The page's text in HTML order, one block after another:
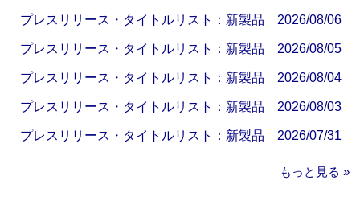
プレスリリース・タイトルリスト：新製品 2026/08/06
プレスリリース・タイトルリスト：新製品 2026/08/05
プレスリリース・タイトルリスト：新製品 2026/08/04
プレスリリース・タイトルリスト：新製品 2026/08/03
プレスリリース・タイトルリスト：新製品 2026/07/31
もっと見る »